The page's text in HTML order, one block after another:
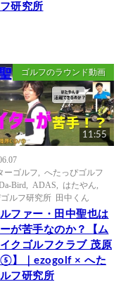
研究所
ゴルフのラウンド動画
11:55
ーゴルフ
へたっぴゴルフ
Bird ADAS はたやん
ルフ研究所 田中くん
ファー・田中聖也は
が苦手なのか？【ム
クゴルフクラブ 茂原
⑤】｜ezogolf × へた
フ研究所